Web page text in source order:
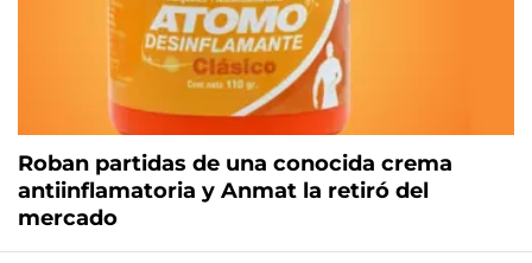
Roban partidas de una conocida crema
antiinflamatoria y Anmat la retiró del
mercado